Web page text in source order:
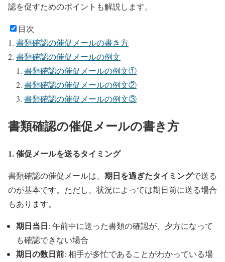
認を促すためのポイントも解説します。
目次
書類確認の催促メールの書き方
書類確認の催促メールの例文
書類確認の催促メールの例文①
書類確認の催促メールの例文②
書類確認の催促メールの例文③
書類確認の催促メールの書き方
1. 催促メールを送るタイミング
書類確認の催促メールは、 期日を過ぎたタイミングで送る
のが基本です。ただし、状況によっては期日前に送る場合
もあります。
期日当日: 午前中に送った書類の確認が、夕方になって
も確認できない場合
期日の数日前: 相手が多忙であることがわかっている場